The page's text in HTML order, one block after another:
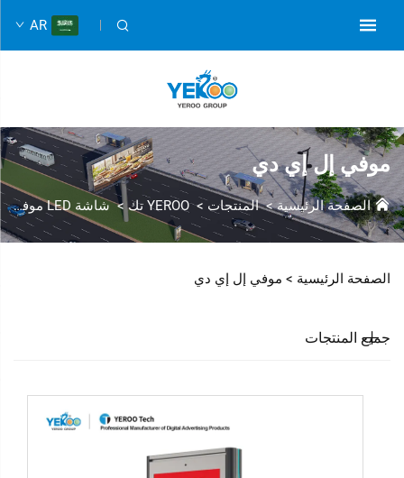
AR
موفي إل إي دي
الصفحة الرئيسية>المنتجات>YEROO تك >شاشة LED موفي
الصفحة الرئيسية > موفي إل إي دي
جميع المنتجات